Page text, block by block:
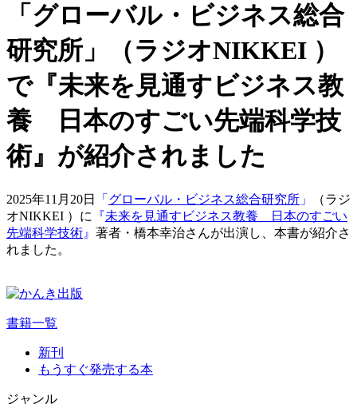
「グローバル・ビジネス総合
研究所」（ラジオNIKKEI ）
で『未来を見通すビジネス教
養 日本のすごい先端科学技
術』が紹介されました
2025年11月20日 「 グローバル・ビジネス総合研究所 」
（ラジ
オNIKKEI ）に
『未来を見通すビジネス教養 日本のすごい
先端科学技術 』 著者・橋本幸治さんが出演し、本書が紹介さ
れました。
書籍一覧
新刊
もうすぐ発売する本
ジャンル